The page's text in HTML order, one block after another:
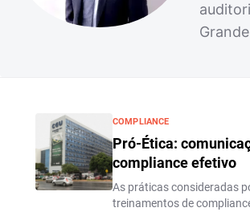
COMPLIANCE
Pró-Ética:
compliance efetivo
As práticas consideradas
treinamentos de